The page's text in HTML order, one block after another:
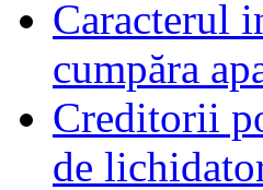
Caracterul
cumpăra
Creditorii
de